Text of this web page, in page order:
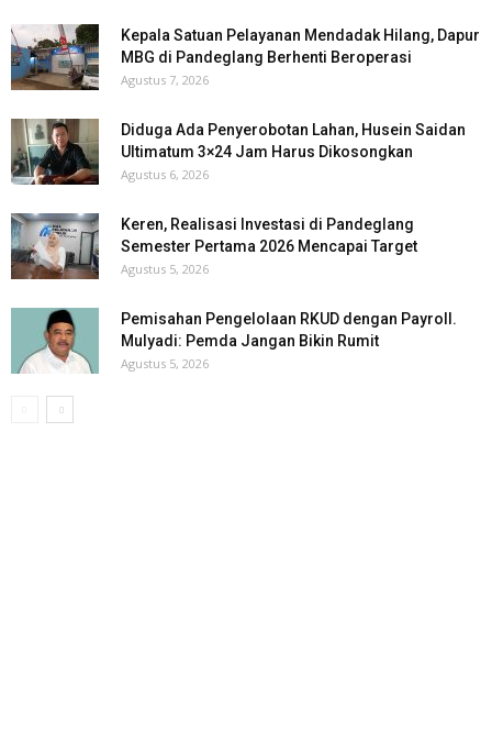
Kepala Satuan Pelayanan Mendadak Hilang, Dapur
MBG di Pandeglang Berhenti Beroperasi
Agustus 7, 2026
Diduga Ada Penyerobotan Lahan, Husein Saidan
Ultimatum 3×24 Jam Harus Dikosongkan
Agustus 6, 2026
Keren, Realisasi Investasi di Pandeglang
Semester Pertama 2026 Mencapai Target
Agustus 5, 2026
Pemisahan Pengelolaan RKUD dengan Payroll.
Mulyadi: Pemda Jangan Bikin Rumit
Agustus 5, 2026